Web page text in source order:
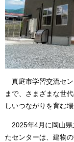
真庭市学習交流セン
まで、さまざまな世
しいつながりを育む
2025年4月に岡山県
たセンターは、建物